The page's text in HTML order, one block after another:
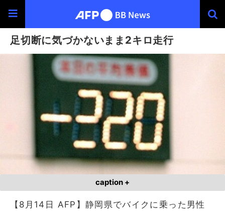
足切断に気づかないまま2キロ走行
caption +
【8月14日 AFP】静岡県でバイクに乗った男性